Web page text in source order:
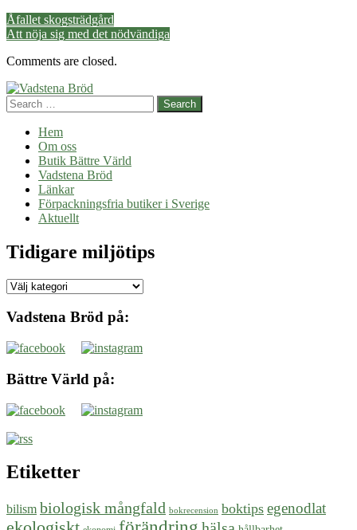
Post
navigation
Åfallet skogsträdgård
Att nöja sig med det nödvändiga
Comments are closed.
Search
Hem
Om oss
Butik Bättre Värld
Vadstena Bröd
Länkar
Förpackningsfria butiker i Sverige
Aktuellt
Tidigare miljötips
Tidigare
Vadstena Bröd på:
Bättre Värld på:
Etiketter
bilism biologisk mångfald bokrecension boktips egenodlat